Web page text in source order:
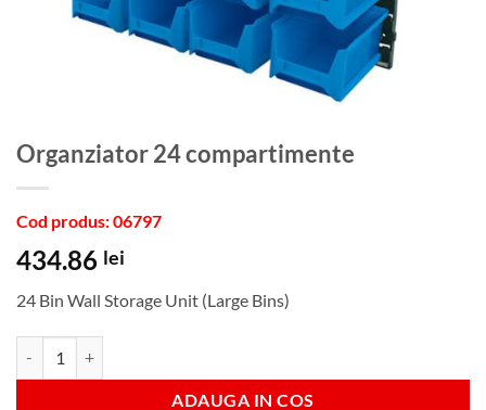
Organziator 24 compartimente
Cod produs: 06797
434.86 lei
24 Bin Wall Storage Unit (Large Bins)
ADAUGA IN COS